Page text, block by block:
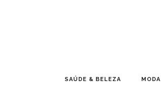
SAÚDE & BELEZA MODA